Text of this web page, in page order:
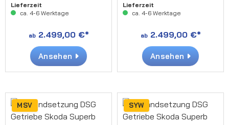
(generalüberholt)
Lieferzeit
ca. 4-6 Werktage
ab2.499,00 €*
Ansehen
(generalüberholt)
Lieferzeit
ca. 4-6 Werktage
ab2.499,00 €*
Ansehen
MSV SYW